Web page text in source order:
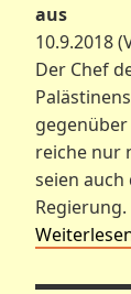
aus
10.9.2018
Der Chef
reiche nur
seien
Regierung.